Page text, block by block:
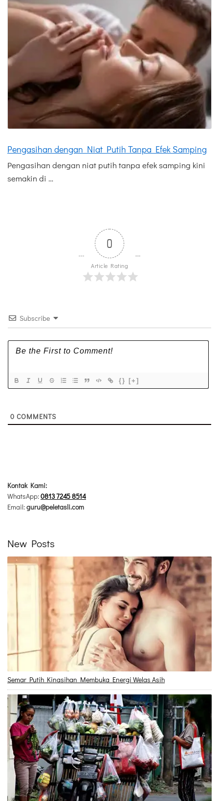
Pengasihan dengan Niat Putih Tanpa Efek Samping
Pengasihan dengan niat putih tanpa efek samping kini
semakin di …
0
Article Rating
Subscribe
{} [+]
0 COMMENTS
Kontak Kami:
WhatsApp:0813 7245 8514
Email:guru@peletasli.com
New Posts
Semar Putih Kinasihan Membuka Energi Welas Asih